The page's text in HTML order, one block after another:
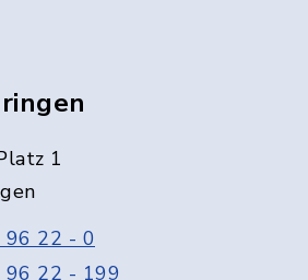
1
96 22 - 0
22 - 199